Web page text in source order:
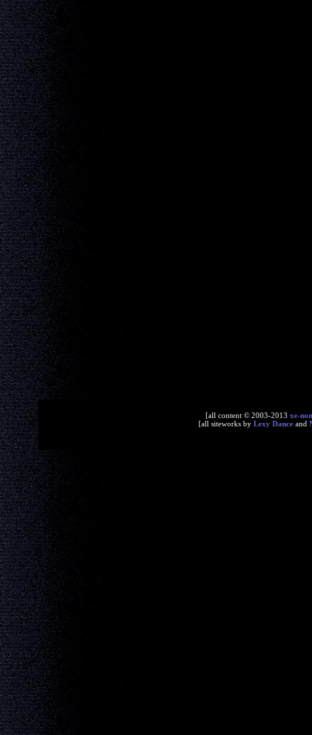
[all content © 2003-2013 xe-
[all siteworks by Lexy Dance and